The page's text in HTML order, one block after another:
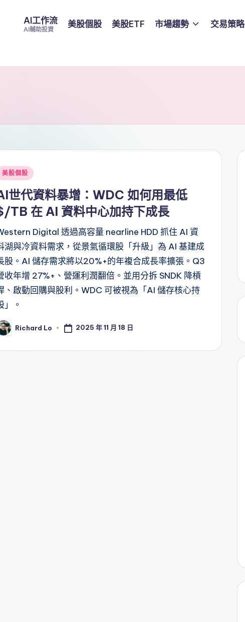
AI工作流
AI輔助投資
美股個股 美股ETF 市場趨勢 交易策略
美股個股
世代資料暴增：WDC 如何用最低
TB 在 AI 資料中心加持下成長
Digital 透過高容量 nearline HDD 抓住 AI 資
湖與冷資料需求，從景氣循環股「升級」為 AI 基建成
股。AI 儲存需求將以20%+的年複合成長率擴張。Q3
收年增 27%+、營運利潤翻倍。並用分拆 SNDK 降槓
、啟動回購與股利。WDC 可被視為「AI 儲存核心持
」。
Richard Lo 2025 年 11 月 18 日